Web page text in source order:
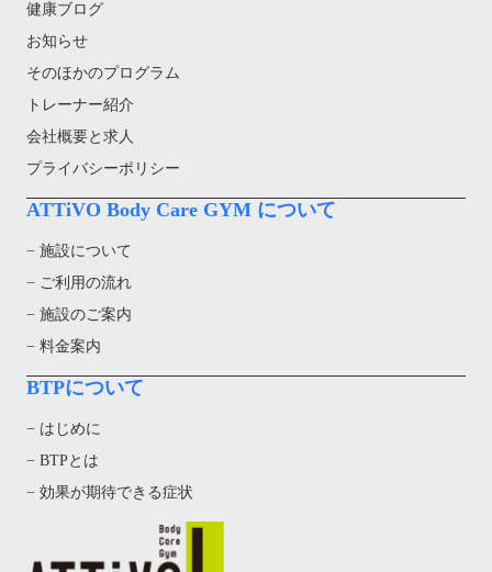
健康ブログ
お知らせ
そのほかのプログラム
トレーナー紹介
会社概要と求人
プライバシーポリシー
ATTiVO Body Care GYM について
− 施設について
− ご利用の流れ
− 施設のご案内
− 料金案内
BTPについて
− はじめに
− BTPとは
− 効果が期待できる症状